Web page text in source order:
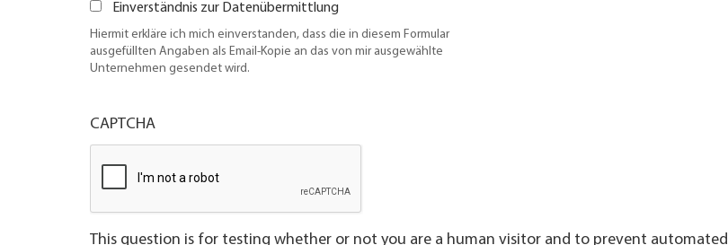
Einverständnis zur Datenübermittlung
Hiermit erkläre ich mich einverstanden, dass die in diesem Formular
ausgefüllten Angaben als Email-Kopie an das von mir ausgewählte
Unternehmen gesendet wird.
CAPTCHA
This question is for testing whether or not you are a human visitor and to prevent automated